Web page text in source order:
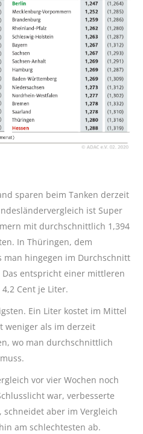
sparen beim Tanken derzeit
ist Super
mit durchschnittlich 1,394
In Thüringen, dem
man hingegen im Durchschnitt
Das entspricht einer mittleren
Cent je Liter.
Ein Liter kostet im Mittel
weniger als im derzeit
wo man durchschnittlich
vor vier Wochen noch
war, verbesserte
aber im Vergleich
am schlechtesten ab.